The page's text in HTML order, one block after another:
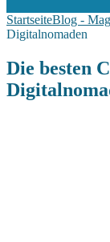
StartseiteBlog -
Digitalnomaden
Die besten